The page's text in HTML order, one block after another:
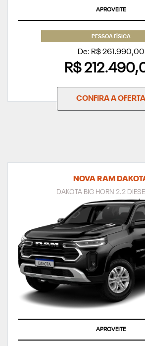
APROVEITE
PESSOA FÍSICA
De: R$ 261.990,00
R$
CONFIRA A OFERTA
NOVA RAM
DAKOTA BIG HORN 2.2
APROVEITE